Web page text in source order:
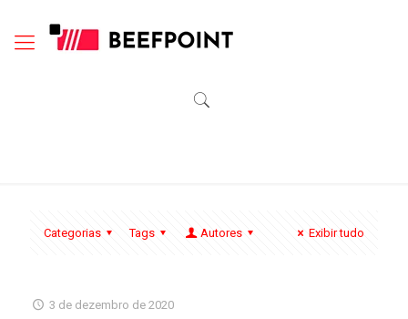
Categorias Tags Autores Exibir tudo
3 de dezembro de 2020